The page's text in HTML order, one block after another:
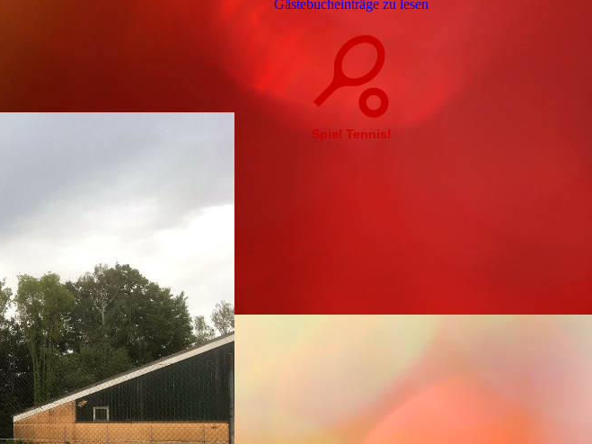
Gäs­te­buch­ein­trä­ge zu lesen
Spiel Tennis!